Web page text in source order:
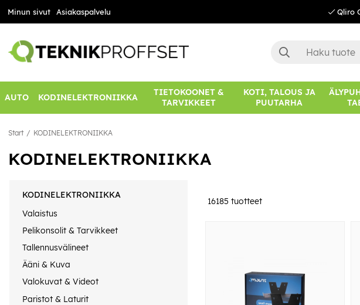
Minun sivut Asiakaspalvelu Qliro
AUTO KODINELEKTRONIIKKA
TIETOKOONET &
TARVIKKEET
KOTI, TALOUS JA
PUUTARHA
Start KODINELEKTRONIIKKA
KODINELEKTRONIIKKA
KODINELEKTRONIIKKA
Valaistus
Pelikonsolit & Tarvikkeet
Tallennusvälineet
Ääni & Kuva
Valokuvat & Videot
Paristot & Laturit
16185 tuotteet